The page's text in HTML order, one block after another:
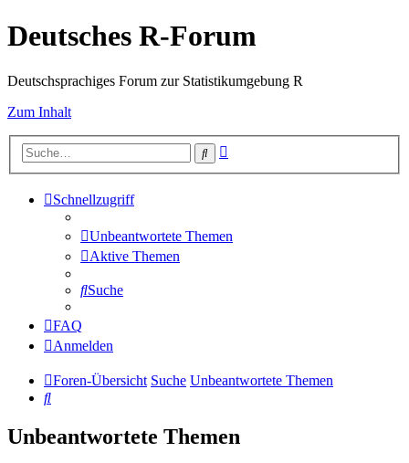
Deutsches R-Forum
Deutschsprachiges Forum zur Statistikumgebung R
Zum Inhalt
Suche
Schnellzugriff
Unbeantwortete Themen
Aktive Themen
Suche
FAQ
Anmelden
Foren-Übersicht Suche Unbeantwortete Themen
Suche
Unbeantwortete Themen